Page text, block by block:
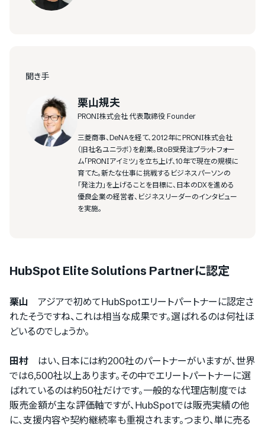
聞き手
栗山規夫
PRONI株式会社 代表取締役 Founder
三菱商事、DeNAを経て、2012年にPRONI株式会社
（旧社名ユニラボ）を創業。BtoB受発注プラットフォー
ム「PRONIアイミツ」を立ち上げ、10年で現在の規模に
育てた。新たな仕事に挑戦するビジネスパーソンの
「発注力」を上げることを目標に、日本のDXを進める
優良企業の経営者、ビジネスリーダーのインタビュー
を実施。
HubSpot Elite Solutions Partnerに認定
栗山 アジアで初めてHubSpotエリートパートナーに認定さ
れたそうですね、これは相当な成果です。選ばれるのは何社ほ
どいるのでしょうか。
田村 はい、日本には約200社のパートナーがいますが、世界
では6,500社以上あります。その中でエリートパートナーに選
ばれているのは約50社だけです。一般的な代理店制度では
販売金額が主な評価軸ですが、HubSpotでは販売実績の他
に、支援内容や契約継続率も重視されます。つまり、単に売る